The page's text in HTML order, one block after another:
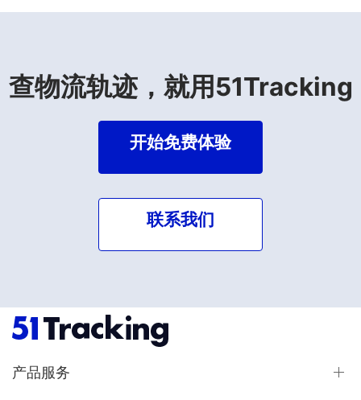
查物流轨迹，就用51Tracking
开始免费体验
联系我们
产品服务